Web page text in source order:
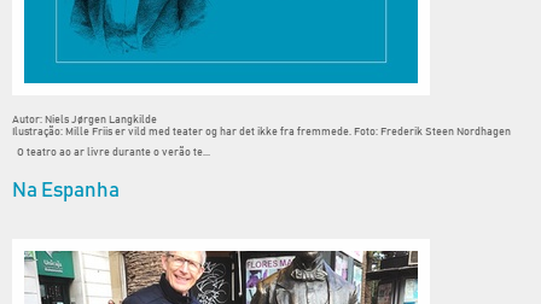
Autor: Niels Jørgen Langkilde
Ilustração: Mille Friis er vild med teater og har det ikke fra fremmede. Foto: Frederik Steen Nordhagen
O teatro ao ar livre durante o verão te...
Na Espanha